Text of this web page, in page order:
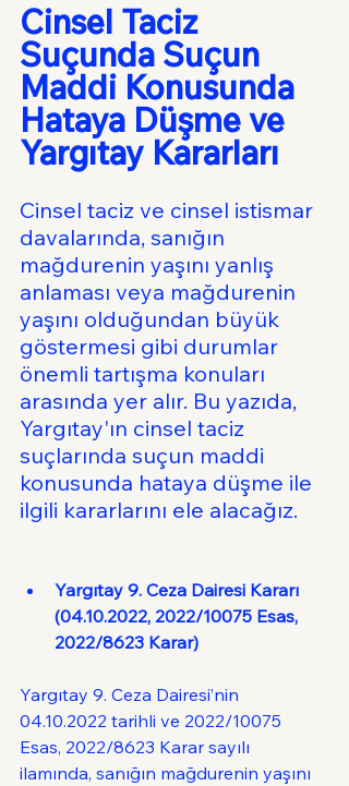
Cinsel Taciz
Suçunda Suçun
Maddi Konusunda
Hataya Düşme ve
Yargıtay Kararları
Cinsel taciz ve cinsel istismar
davalarında, sanığın
mağdurenin yaşını yanlış
anlaması veya mağdurenin
yaşını olduğundan büyük
göstermesi gibi durumlar
önemli tartışma konuları
arasında yer alır. Bu yazıda,
Yargıtay'ın cinsel taciz
suçlarında suçun maddi
konusunda hataya düşme ile
ilgili kararlarını ele alacağız.
Yargıtay 9. Ceza Dairesi Kararı
(04.10.2022, 2022/10075 Esas,
2022/8623 Karar)
Yargıtay 9. Ceza Dairesi’nin
04.10.2022 tarihli ve 2022/10075
Esas, 2022/8623 Karar sayılı
ilamında, sanığın mağdurenin yaşını